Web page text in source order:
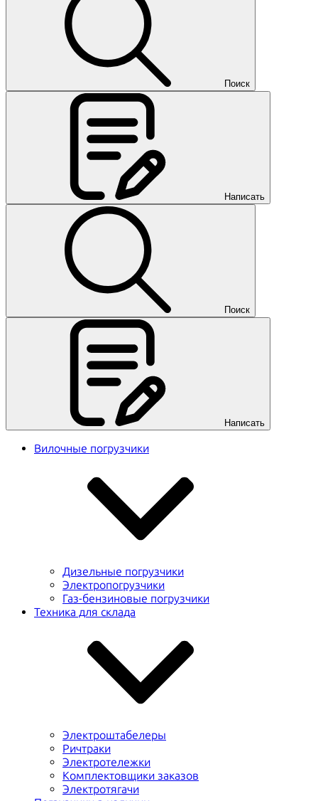
Поиск
Написать
Поиск
Написать
Вилочные погрузчики
Дизельные погрузчики
Электропогрузчики
Газ-бензиновые погрузчики
Техника для склада
Электроштабелеры
Ричтраки
Электротележки
Комплектовщики заказов
Электротягачи